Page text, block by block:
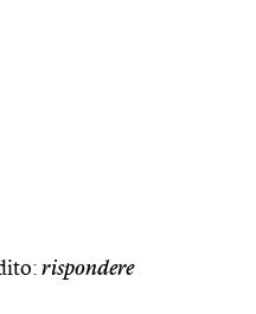
rispondere